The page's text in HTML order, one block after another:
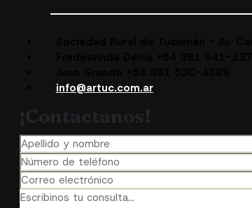
info@artuc.com.ar
¡Contactanos!